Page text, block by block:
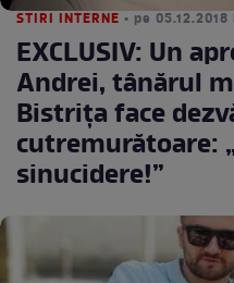
STIRI INTERNE • pe
EXCLUSIV: Un
Andrei, tânărul
Bistrița face
cutremurătoare:
sinucidere!”